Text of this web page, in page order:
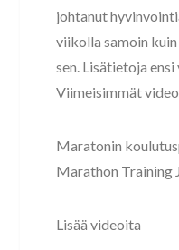
johtanut
viikolla samoin
sen. Lisätietoja
Viimeisimmät
Maratonin
Marathon Training
Lisää videoita